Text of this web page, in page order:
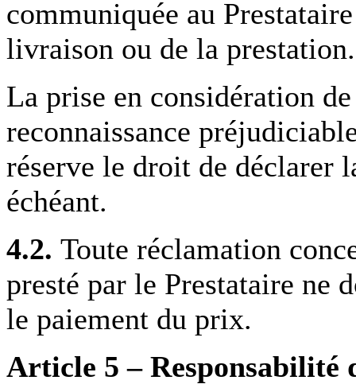
communiquée au
livraison ou de la prestation.
La prise en considération
reconnaissance
réserve le droit de déclarer
échéant.
4.2. Toute réclamation
presté par le Prestataire ne
le paiement du prix.
Article 5 – Responsabilité